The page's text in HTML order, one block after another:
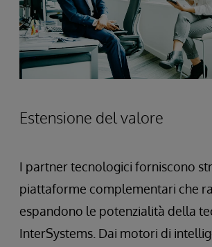
Estensione del valore
I partner tecnologici forniscono
piattaforme complementari che
espandono le potenzialità della
InterSystems. Dai motori di